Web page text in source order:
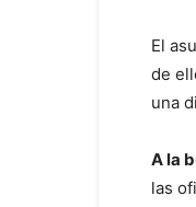
El
de
una
A la
las